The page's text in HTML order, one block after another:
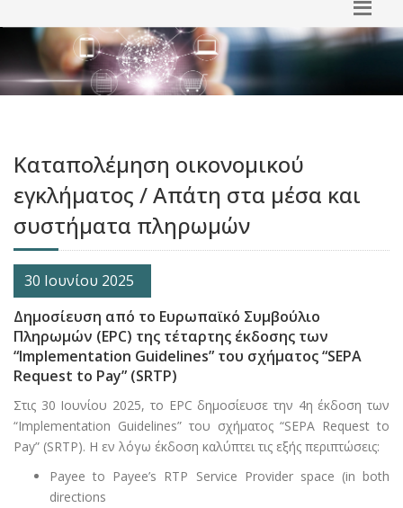
Καταπολέμηση οικονομικού
εγκλήματος / Απάτη στα μέσα και
συστήματα πληρωμών
30 Ιουνίου 2025
Δημοσίευση από το Ευρωπαϊκό Συμβούλιο
Πληρωμών (EPC) της τέταρτης έκδοσης των
“Implementation Guidelines” του σχήματος “SEPA
Request to Pay” (SRTP)
Στις 30 Ιουνίου 2025, το EPC δημοσίευσε την 4η έκδοση των
“Implementation Guidelines” του σχήματος “SEPA Request to
Pay” (SRTP). Η εν λόγω έκδοση καλύπτει τις εξής περιπτώσεις:
Payee to Payee’s RTP Service Provider space (in both
directions